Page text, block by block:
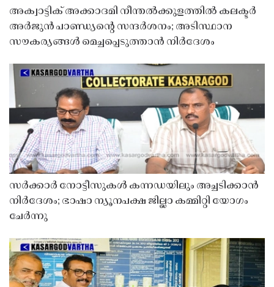
അക്വാട്ടിക് അക്കാദമി നീന്തൽക്കുളത്തിൽ കലക്ടർ
അർജുൻ പാണ്ഡ്യൻ്റെ സന്ദർശനം; അടിസ്ഥാന
സൗകര്യങ്ങൾ മെച്ചപ്പെടുത്താൻ നിർദേശം
സർക്കാർ നോട്ടീസുകൾ കന്നഡയിലും അച്ചടിക്കാൻ
നിർദേശം; ഭാഷാ ന്യൂനപക്ഷ ജില്ലാ കമ്മിറ്റി യോഗം
ചേർന്നു